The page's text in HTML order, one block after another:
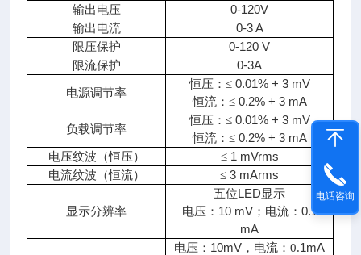
输出电压 0-120V
输出电流 0-3 A
限压保护 0-120 V
限流保护 0-3A
电源调节率
恒压：≤0.01% + 3 mV
恒流：≤0.2% + 3 mA
负载调节率
恒压：≤0.01% + 3 mV
恒流：≤0.2% + 3 mA
电压纹波 （恒压） ≤1 mVrms
电流纹波 （恒流） ≤ 3 mArms
显示分辨率
五位LED显示
电压： 10 mV；电流： 0.1
mA
电压： 10mV， 电流：0.1mA
电话咨询